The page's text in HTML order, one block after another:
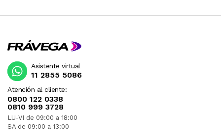
Atención al cliente:
0800 122 0338
0810 999 3728
LU-VI de 09:00 a 18:00
SA de 09:00 a 13:00
Asistente virtual
11 2855 5086